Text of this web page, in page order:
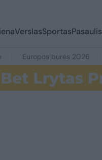
VerslasSportasPasaulis
Europos burės 2026